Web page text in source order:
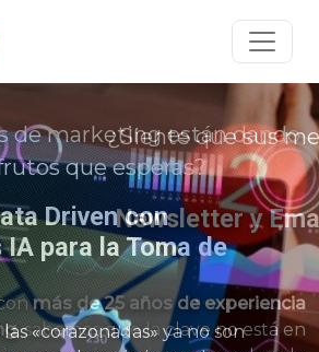
mensajes se pierden en la
bandeja de entrada?
Email Marketing Efectivo
con Agentes de IA
más de 25 años de experiencia
, sabemos que la clave no está en